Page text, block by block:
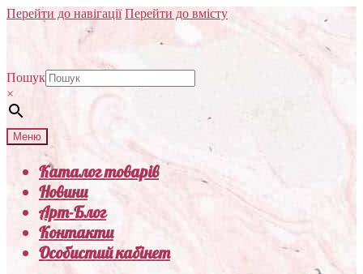
Перейти до навігації Перейти до вмісту
Пошук
×
Меню
Каталог товарів
Новини
Арт-Блог
Контакти
Особистий кабінет